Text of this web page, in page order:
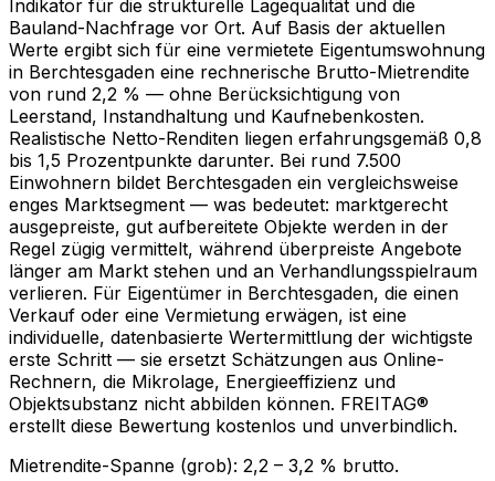
Indikator für die strukturelle Lagequalität und die
Bauland-Nachfrage vor Ort. Auf Basis der aktuellen
Werte ergibt sich für eine vermietete Eigentumswohnung
in Berchtesgaden eine rechnerische Brutto-Mietrendite
von rund 2,2 % — ohne Berücksichtigung von
Leerstand, Instandhaltung und Kaufnebenkosten.
Realistische Netto-Renditen liegen erfahrungsgemäß 0,8
bis 1,5 Prozentpunkte darunter. Bei rund 7.500
Einwohnern bildet Berchtesgaden ein vergleichsweise
enges Marktsegment — was bedeutet: marktgerecht
ausgepreiste, gut aufbereitete Objekte werden in der
Regel zügig vermittelt, während überpreiste Angebote
länger am Markt stehen und an Verhandlungsspielraum
verlieren. Für Eigentümer in Berchtesgaden, die einen
Verkauf oder eine Vermietung erwägen, ist eine
individuelle, datenbasierte Wertermittlung der wichtigste
erste Schritt — sie ersetzt Schätzungen aus Online-
Rechnern, die Mikrolage, Energieeffizienz und
Objektsubstanz nicht abbilden können. FREITAG®
erstellt diese Bewertung kostenlos und unverbindlich.
Mietrendite-Spanne (grob): 2,2 – 3,2 % brutto.